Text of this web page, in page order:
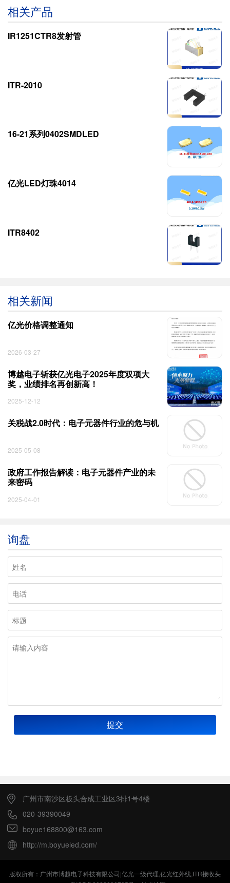
相关产品
IR1251CTR8发射管
ITR-2010
16-21系列0402SMDLED
亿光LED灯珠4014
ITR8402
相关新闻
亿光价格调整通知
2026-03-27
博越电子斩获亿光电子2025年度双项大
奖，业绩排名再创新高！
2025-12-12
关税战2.0时代：电子元器件行业的危与机
2025-05-08
政府工作报告解读：电子元器件产业的未
来密码
2025-04-01
询盘
提交
广州市南沙区板头合成工业区3排1号4楼
020-39390049
boyue168800@163.com
http://m.boyueled.com/
版权所有：广州市博越电子科技有限公司|亿光一级代理,亿光红外线,ITR接收头